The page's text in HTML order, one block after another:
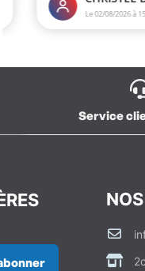
Service